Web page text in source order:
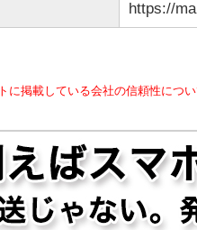
https://
に掲載している会社の信頼性につ